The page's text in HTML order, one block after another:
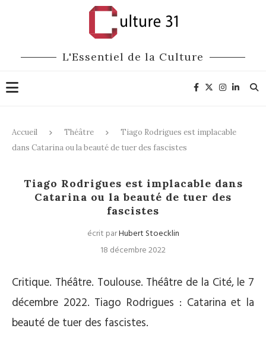
L'Essentiel de la Culture
Accueil Théâtre
Tiago Rodrigues est implacable
dans Catarina ou la beauté de tuer des fascistes
Tiago Rodrigues est implacable dans
Catarina ou la beauté de tuer des
fascistes
écrit parHubert Stoecklin
18 décembre 2022
Critique. Théâtre. Toulouse. Théâtre de la Cité, le 7
décembre 2022. Tiago Rodrigues : Catarina et la
beauté de tuer des fascistes.